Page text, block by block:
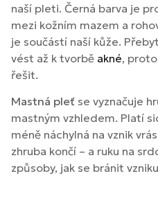
naší pleti. Černá barva je
mezi kožním mazem a
je součástí naší kůže.
vést až k tvorbě akné,
řešit.
Mastná pleť se vyznačuje
mastným vzhledem. Platí
méně náchylná na vznik
zhruba končí – a ruku na
způsoby, jak se bránit